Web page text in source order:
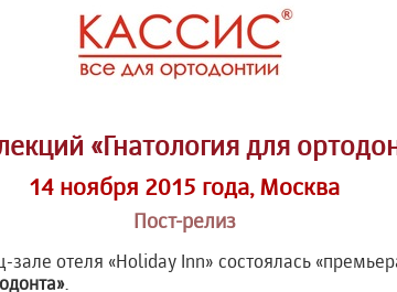
«Гнатология для
14 ноября 2015 года, Москва
Пост-релиз
зале отеля «Holiday Inn» состоялась
.